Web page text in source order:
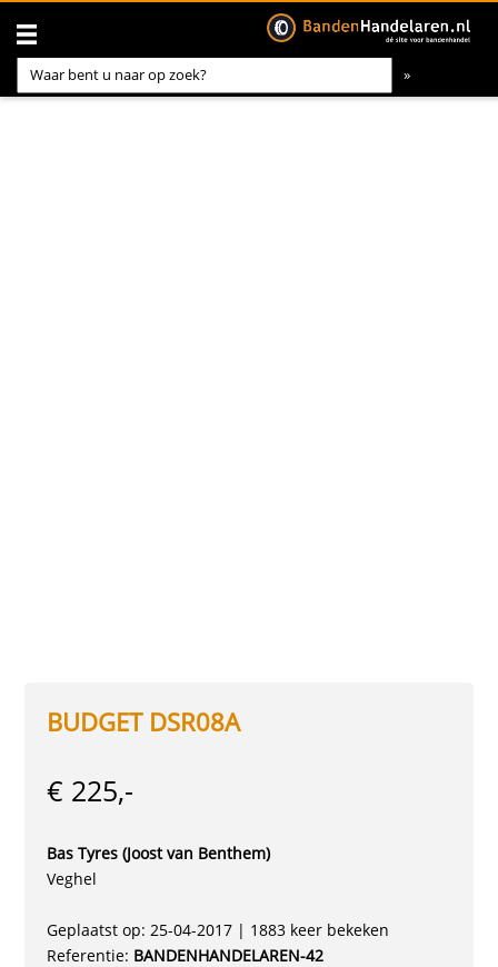
BUDGET DSR08A
€ 225,-
Bas Tyres (Joost van Benthem)
Veghel
Geplaatst op: 25-04-2017 | 1883 keer bekeken
Referentie: BANDENHANDELAREN-42